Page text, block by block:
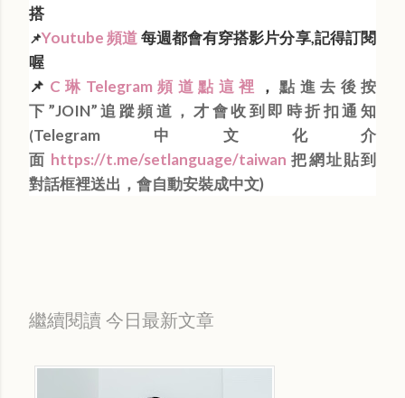
搭
📌Youtube 頻道每週都會有穿搭影片分享,記得訂閱
喔
📌 C琳Telegram頻道點這裡 ， 點進去後按
下”JOIN”追蹤頻道，才會收到即時折扣通知
(Telegram中文化介
面 https://t.me/setlanguage/taiwan 把網址貼到
對話框裡送出，會自動安裝成中文)
繼續閱讀 今日最新文章